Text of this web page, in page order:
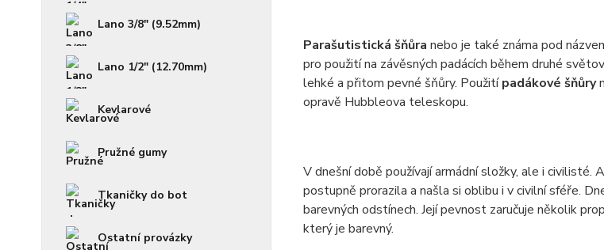
Lano 3/8" (9.52mm)
Lano 1/2" (12.70mm)
Kevlarové
Pružné gumy
Tkaničky do bot
Ostatní provázky
Parašutistická šňůra nebo je také známa pod
pro použití na závěsných padácích během druhé
lehké a přitom pevné šňůry. Použitípadákové šňůry
opravě Hubbleova teleskopu.
V dnešní době používají armádní složky, ale i civilisté.
postupně prorazila a našla si oblibu i v civilní sféře.
barevných odstínech. Její pevnost zaručuje několik
který je barevný.